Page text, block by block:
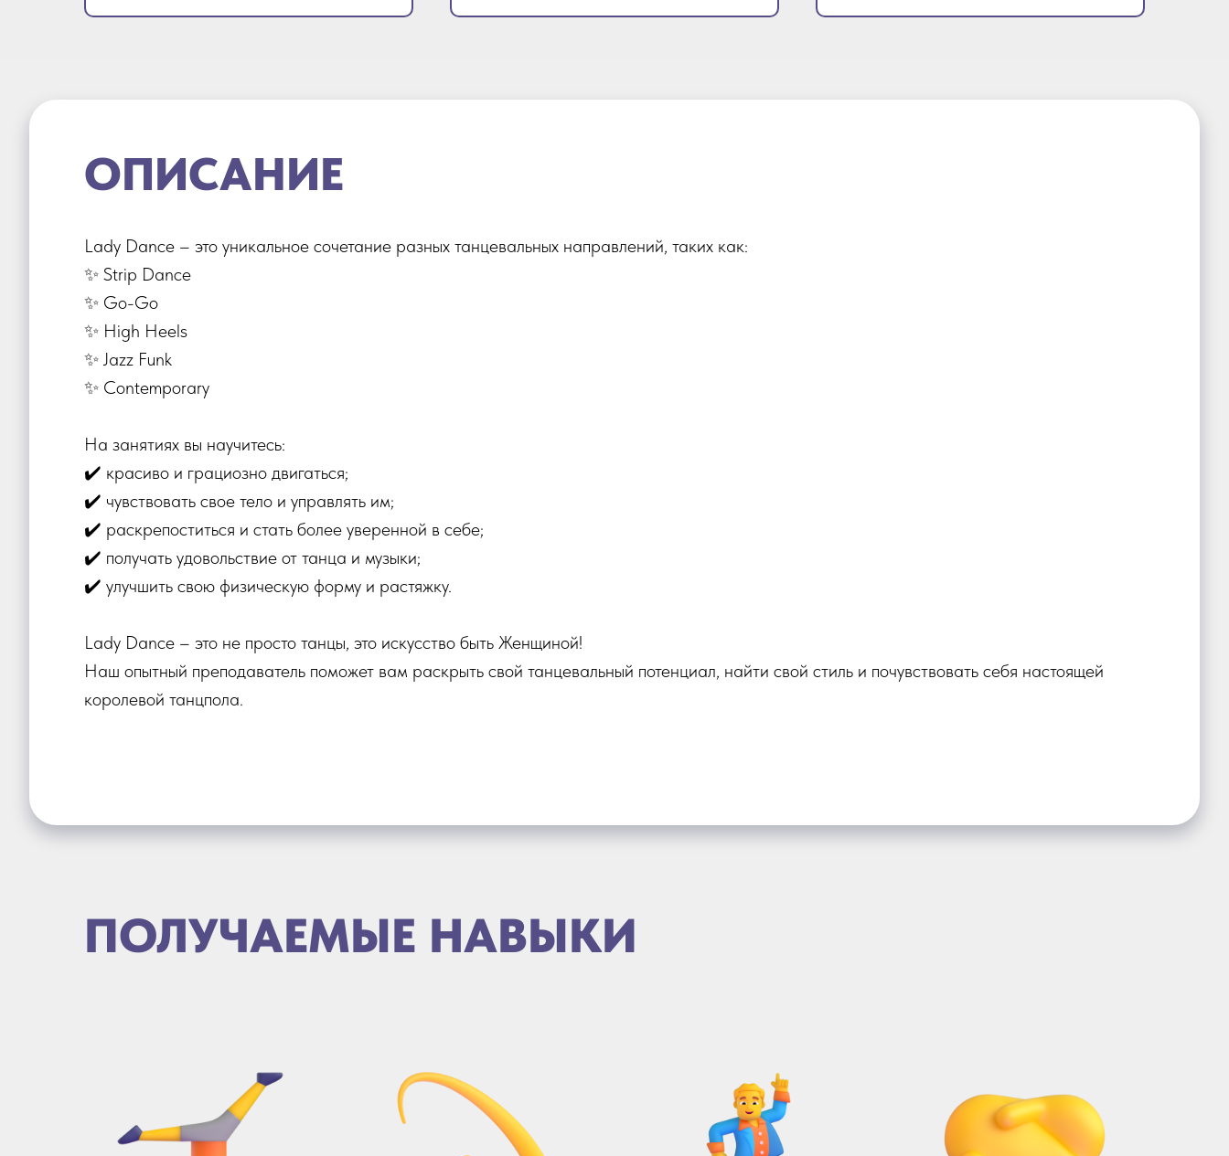
ОПИСАНИЕ
Lady Dance – это уникальное сочетание разных танцевальных направлений, таких как:
✨ Strip Dance
✨ Go-Go
✨ High Heels
✨ Jazz Funk
✨ Contemporary
На занятиях вы научитесь:
✔️ красиво и грациозно двигаться;
✔️ чувствовать свое тело и управлять им;
✔️ раскрепоститься и стать более уверенной в себе;
✔️ получать удовольствие от танца и музыки;
✔️ улучшить свою физическую форму и растяжку.
Lady Dance – это не просто танцы, это искусство быть Женщиной!
Наш опытный преподаватель поможет вам раскрыть свой танцевальный потенциал, найти свой стиль и почувствовать себя настоящей
королевой танцпола.
ПОЛУЧАЕМЫЕ НАВЫКИ